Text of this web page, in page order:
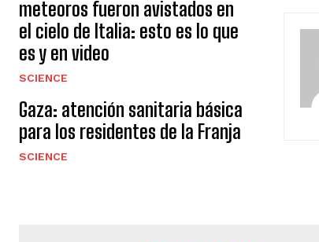
meteoros fueron avistados en
el cielo de Italia: esto es lo que
es y en video
SCIENCE
Gaza: atención sanitaria básica
para los residentes de la Franja
SCIENCE